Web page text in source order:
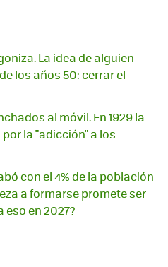
La idea de alguien
los años 50: cerrar el
al móvil. En 1929 la
la "adicción" a los
con el 4% de la población
a formarse promete ser
eso en 2027?